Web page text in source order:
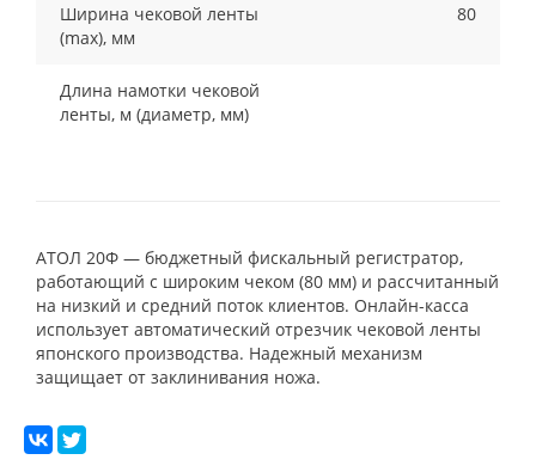
Ширина чековой ленты
(max), мм
80
Длина намотки чековой
ленты, м (диаметр, мм)
АТОЛ 20Ф — бюджетный фискальный регистратор,
работающий с широким чеком (80 мм) и рассчитанный
на низкий и средний поток клиентов. Онлайн-касса
использует автоматический отрезчик чековой ленты
японского производства. Надежный механизм
защищает от заклинивания ножа.